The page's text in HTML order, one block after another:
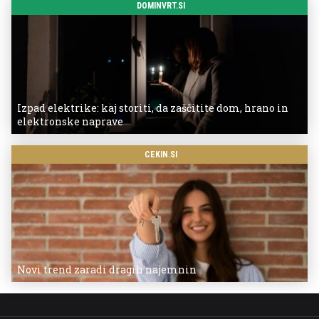
DOMINVRT.SI
Izpad elektrike: kaj storiti, da zaščitite dom, hrano in
elektronske naprave
CEKIN.SI
Novi trend zaradi dragih najemnin